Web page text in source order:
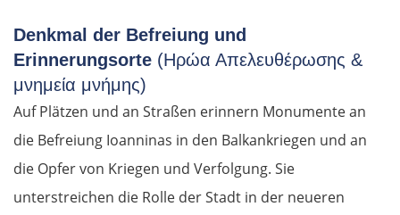
Denkmal der Befreiung und
Erinnerungsorte (Ηρώα Απελευθέρωσης &
μνημεία μνήμης)
Auf Plätzen und an Straßen erinnern Monumente an
die Befreiung Ioanninas in den Balkankriegen und an
die Opfer von Kriegen und Verfolgung. Sie
unterstreichen die Rolle der Stadt in der neueren